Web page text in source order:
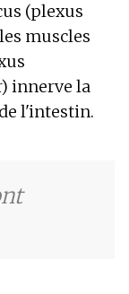
(plexus
muscles
innerve la
l'intestin.